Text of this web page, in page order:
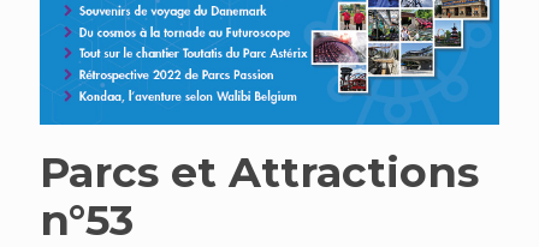
Parcs et Attractions
n°53